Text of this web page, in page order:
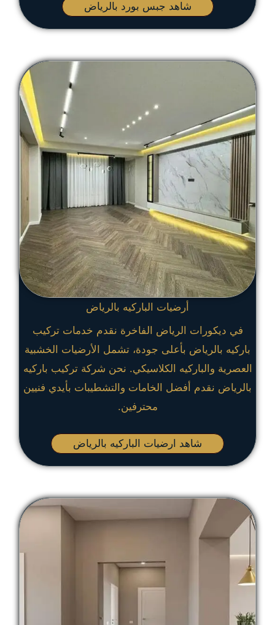
شاهد جبس بورد بالرياض
أرضيات الباركيه بالرياض
في ديكورات الرياض الفاخرة نقدم خدمات تركيب
باركيه بالرياض بأعلى جودة، تشمل الأرضيات الخشبية
العصرية والباركيه الكلاسيكي. نحن شركة تركيب باركيه
بالرياض نقدم أفضل الخامات والتشطيبات بأيدي فنيين
محترفين.
شاهد ارضيات الباركيه بالرياض